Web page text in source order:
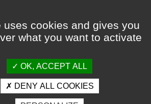
uses cookies and gives you
what you want to activate
OK, ACCEPT ALL
DENY ALL COOKIES